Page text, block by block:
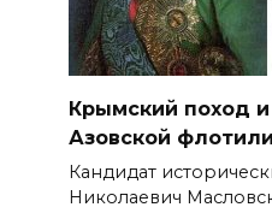
Крымский поход
Азовской
Кандидат
Николаевич